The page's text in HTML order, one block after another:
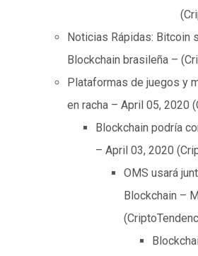
Noticias Rápidas: Bitcoin
Blockchain brasileña –
Plataformas de juegos y
en racha – April 05, 2020
Blockchain podría
– April 03, 2020
OMS usará
Blockchain –